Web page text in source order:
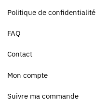
Politique de confidentialité
FAQ
Contact
Mon compte
Suivre ma commande